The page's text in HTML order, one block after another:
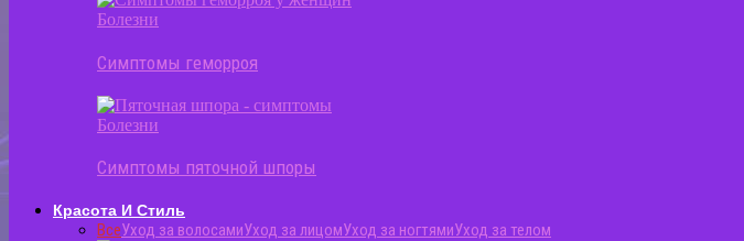
Болезни
Симптомы геморроя
Болезни
Симптомы пяточной шпоры
Красота И Стиль
ВсеУход за волосамиУход за лицомУход за ногтямиУход за телом